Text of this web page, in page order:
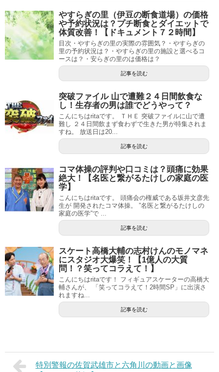
やすらぎの里（伊豆の断食道場）の価格
や予約状況は？プチ断食とダイエットで
体質改善！【ドキュメント７２時間】
目次・やすらぎの里の実際の雰囲気？・やすらぎの
里の予約状況は？・やすらぎの里の施設と選べるコ
ースは？・安らぎの里のは価格は？
記事を読む
突破ファイル 山で遭難２４日間飲食な
し！生存者の男は誰でどうやって？
こんにちはritaです。 ＴＨＥ 突破ファイルに山で遭
難し ２４日間飲まず食わずで生きた男が特集されま
すね。 放送日は20...
記事を読む
コマ体操の評判や口コミは？頭痛に効果
絶大！【名医と繋がるたけしの家庭の医
学】
こんにちはritaです。 頭痛会の権威である坂井文彦先
生が 開発されたコマ体操。 ”名医と繋がるたけしの
家庭の医学”で ...
記事を読む
スケート高橋大輔の志村けんのモノマネ
にスタジオ大爆笑！【1億人の大質
問！？笑ってコラえて！】
こんにちはritaです！ フィギュアスケーターの高橋大
輔さんが、 「笑ってコラえて！2時間SP」に出演さ
れますね...
記事を読む
特別警報の佐賀武雄市と六角川の動画と画像